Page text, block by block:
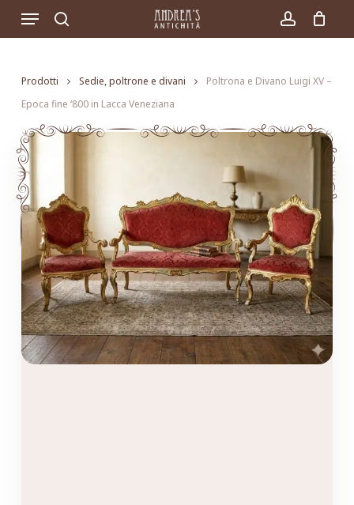
search account
Menu
Prodotti Sedie, poltrone e divani
Poltrona e Divano Luigi XV –
Epoca fine ‘800 in Lacca Veneziana